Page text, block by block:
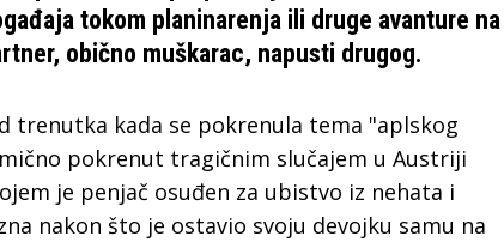
tokom planinarenja ili druge avanture na
obično muškarac, napusti drugog.
trenutka kada se pokrenula tema "aplskog
pokrenut tragičnim slučajem u Austriji
je penjač osuđen za ubistvo iz nehata i
nakon što je ostavio svoju devojku samu na